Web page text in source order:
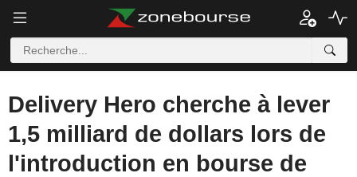
Delivery Hero cherche à lever
1,5 milliard de dollars lors de
l'introduction en bourse de